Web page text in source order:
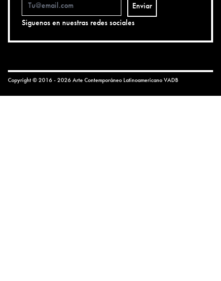
Enviar
Siguenos en nuestras redes sociales
Copyright © 2016 - 2026 Arte Contemporáneo LatinoamericanoVADB